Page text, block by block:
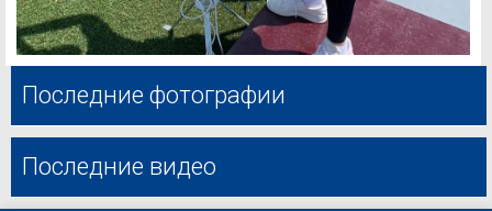
Последние фотографии
Последние видео